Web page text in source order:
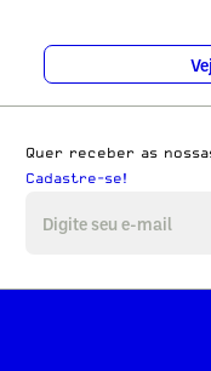
Quer receber as
Cadastre-se!